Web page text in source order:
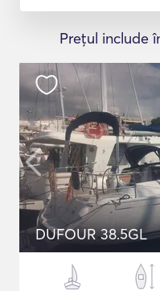
Prețul include
DUFOUR 38.5GL